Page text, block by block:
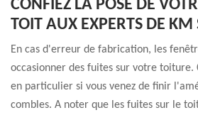
CONFIEZ LA POSE DE
TOIT AUX EXPERTS DE KM
En cas d'erreur de fabrication, les
occasionner des fuites sur votre
en particulier si vous venez de finir
combles. A noter que les fuites sur le